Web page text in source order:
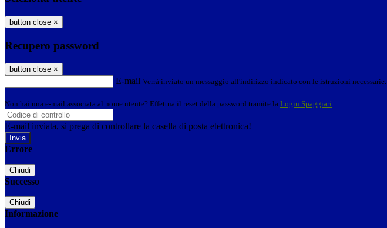
button close ×
Recupero password
button close ×
E-mail Verrà inviato un messaggio all'indirizzo indicato con le istruzioni necessarie.
Non hai una e-mail associata al nome utente? Effettua il reset della password tramite la Login Spaggiari
E-mail inviata, si prega di controllare la casella di posta elettronica!
Errore
Chiudi
Successo
Chiudi
Informazione